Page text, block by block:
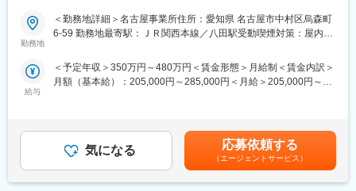
るサービスを提供することを目指しております。
入を支援。
ボードルームを大型LED（138インチｘ２面分）を設置したハイ
ブリッド会議室に改修。オンラインと対面のハイブリッド会議も
◎映像音響/ITのシステム設計、施工、サポートまで一貫して行っ
ています。
＼おすすめポイント／
◎東証プライム上場グループの安定基盤
◎施工経験を活かして内勤中心へキャリアチェンジ可能
■業務内容
実際に工事を行うのではなく、施工品質や進捗を管理し、円滑な
施工体制を構築する“司令塔”の役割です。
これまでの経験や知識を活かし、無理のない働き方で長期的にご
活躍いただけます。
勤務地
＜勤務地詳細＞名古屋事業所住所：愛知県 名古屋市中村区烏森町
6-59 勤務地最寄駅：ＪＲ関西本線／八田駅受動喫煙対策：屋内喫
ク含む）
給与
＜予定年収＞350万円～480万円＜賃金形態＞月給制＜賃金内訳＞
月額（基本給）：205,000円～285,000円＜月給＞205,000円～
与＋各種手当）543万円／40代前半・入社10年・全国転勤有・役
職あり（月給31万円＋賞与＋各種手当）賃金はあくまでも目安の
金額であり、選考を通じて上下する可能性があります。月給(月額)
は固定手当を含めた表記です。
気になる 応募依頼する
（エージェントサービス）